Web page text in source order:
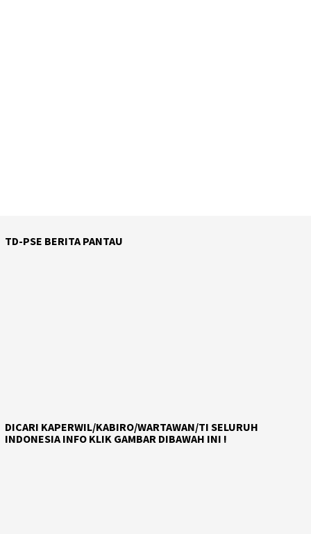
TD-PSE BERITA PANTAU
DICARI KAPERWIL/KABIRO/WARTAWAN/TI SELURUH
INDONESIA INFO KLIK GAMBAR DIBAWAH INI !